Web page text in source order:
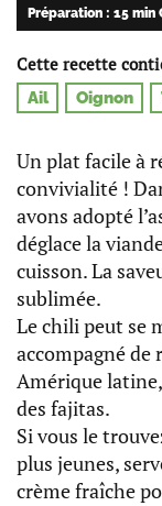
Préparation : 15 min
Cette recette
Ail Oignon
Un plat facile à
convivialité !
avons adopté
déglace la
cuisson. La
sublimée.
Le chili peut se
accompagné de
Amérique
des fajitas.
Si vous le
plus jeunes,
crème fraîche